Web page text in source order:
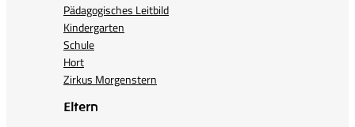
Pädagogisches Leitbild
Kindergarten
Schule
Hort
Zirkus Morgenstern
Eltern